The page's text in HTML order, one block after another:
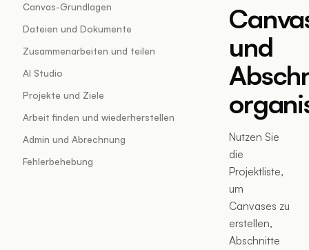
Canvas-Grundlagen
Dateien und Dokumente
Zusammenarbeiten und teilen
AI Studio
Projekte und Ziele
Arbeit finden und wiederherstellen
Admin und Abrechnung
Fehlerbehebung
und
Nutzen Sie
die
Projektliste,
um
Canvases zu
erstellen,
Abschnitte